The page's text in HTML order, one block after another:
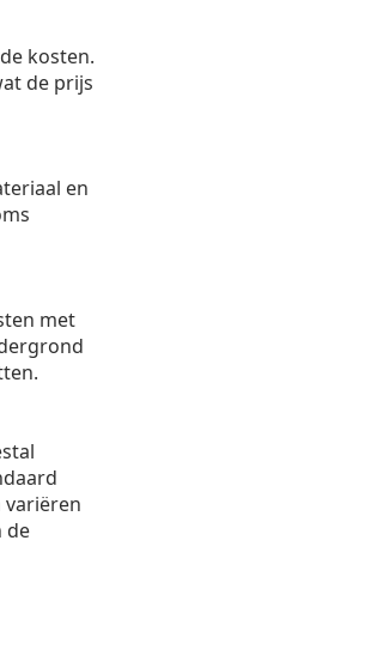
kosten.
de prijs
en
met
variëren
de